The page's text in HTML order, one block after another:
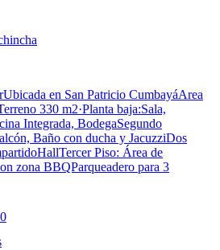
en San Patricio CumbayáArea
330 m2·Planta baja:Sala,
Integrada, BodegaSegundo
Baño con ducha y JacuzziDos
Piso: Área de
zona BBQParqueadero para 3